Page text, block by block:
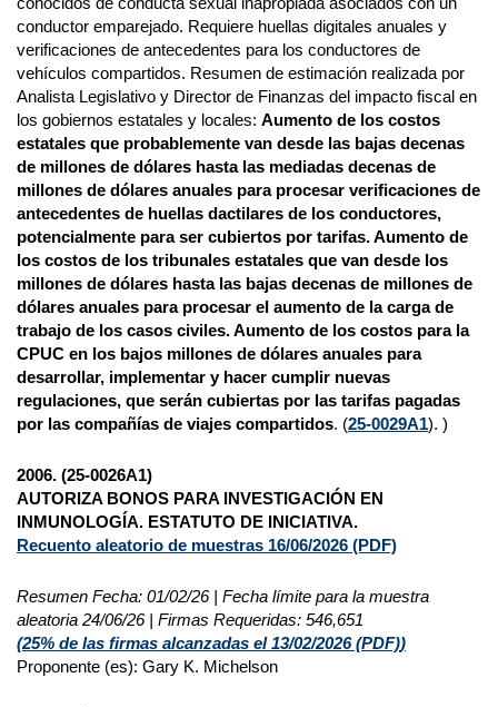
conductor emparejado. Requiere huellas digitales anuales y
verificaciones de antecedentes para los conductores de
vehículos compartidos. Resumen de estimación realizada por
Analista Legislativo y Director de Finanzas del impacto fiscal en
los gobiernos estatales y locales: Aumento de los costos
estatales que probablemente van desde las bajas decenas
de millones de dólares hasta las mediadas decenas de
millones de dólares anuales para procesar verificaciones de
antecedentes de huellas dactilares de los conductores,
potencialmente para ser cubiertos por tarifas. Aumento de
los costos de los tribunales estatales que van desde los
millones de dólares hasta las bajas decenas de millones de
dólares anuales para procesar el aumento de la carga de
trabajo de los casos civiles. Aumento de los costos para la
CPUC en los bajos millones de dólares anuales para
desarrollar, implementar y hacer cumplir nuevas
regulaciones, que serán cubiertas por las tarifas pagadas
por las compañías de viajes compartidos. (25-0029A1). )
2006. (25-0026A1)
AUTORIZA BONOS PARA INVESTIGACIÓN EN
INMUNOLOGÍA. ESTATUTO DE INICIATIVA.
Recuento aleatorio de muestras 16/06/2026 (PDF)
Resumen Fecha: 01/02/26 | Fecha límite para la muestra
aleatoria 24/06/26 | Firmas Requeridas: 546,651
(25% de las firmas alcanzadas el 13/02/2026 (PDF))
Proponente (es): Gary K. Michelson